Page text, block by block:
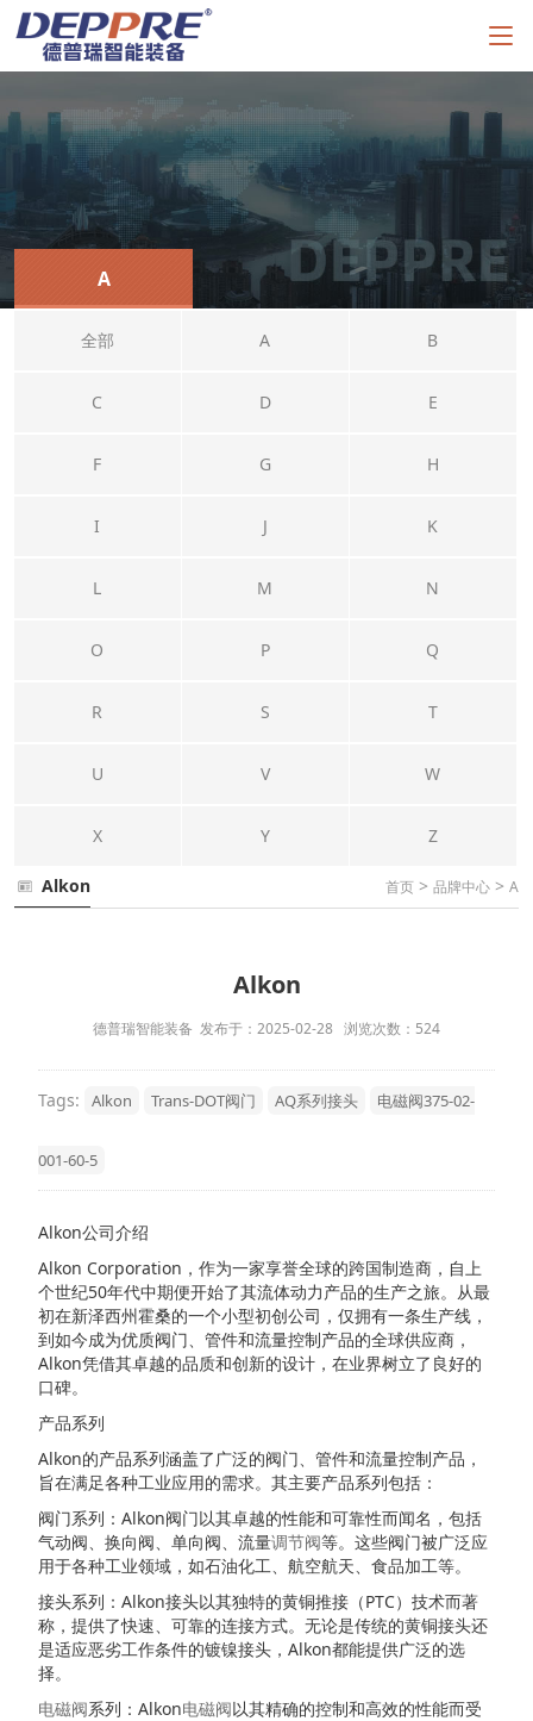
A
全部 A B
C D E
F G H
I J K
L M N
O P Q
R S T
U V W
X Y Z
Alkon 首页 > 品牌中心 > A
Alkon
德普瑞智能装备 发布于：2025-02-28 浏览次数：524
Tags: Alkon Trans-DOT阀门 AQ系列接头 电磁阀375-02-
001-60-5
Alkon公司介绍
Alkon Corporation，作为一家享誉全球的跨国制造商，自上
个世纪50年代中期便开始了其流体动力产品的生产之旅。从最
初在新泽西州霍桑的一个小型初创公司，仅拥有一条生产线，
到如今成为优质阀门、管件和流量控制产品的全球供应商，
Alkon凭借其卓越的品质和创新的设计，在业界树立了良好的
口碑。
产品系列
Alkon的产品系列涵盖了广泛的阀门、管件和流量控制产品，
旨在满足各种工业应用的需求。其主要产品系列包括：
阀门系列：Alkon阀门以其卓越的性能和可靠性而闻名，包括
气动阀、换向阀、单向阀、流量调节阀等。这些阀门被广泛应
用于各种工业领域，如石油化工、航空航天、食品加工等。
接头系列：Alkon接头以其独特的黄铜推接（PTC）技术而著
称，提供了快速、可靠的连接方式。无论是传统的黄铜接头还
是适应恶劣工作条件的镀镍接头，Alkon都能提供广泛的选
择。
电磁阀系列：Alkon电磁阀以其精确的控制和高效的性能而受